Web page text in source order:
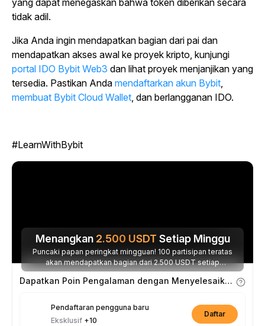
yang dapat menegaskan bahwa token diberikan secara
tidak adil.
Jika Anda ingin mendapatkan bagian dari pai dan
mendapatkan akses awal ke proyek kripto, kunjungi
portal IDO Bybit Web3 dan lihat proyek menjanjikan yang
tersedia. Pastikan Anda mendaftarkan akun Bybit,
membuat Bybit Cloud Wallet, dan berlangganan IDO.
#LearnWithBybit
Menangkan 2.500 USDT Setiap Minggu
Puncaki papan peringkat mingguan! 100 partisipan teratas
akan mendapatkan bagian dari 2.500 USDT setiap
minggunya.
Dapatkan Poin Pengalaman dengan Menyelesaikan Tugas
Pendaftaran pengguna baru
Eksklusif +10
Daftar